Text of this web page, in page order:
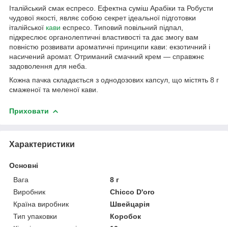
Італійський смак еспресо. Ефектна суміш Арабіки та Робусти
чудової якості, являє собою секрет ідеальної підготовки
італійської кави еспресо. Типовий повільний підпал,
підкреслює органолептичні властивості та дає змогу вам
повністю розвивати ароматичні принципи кави: екзотичний і
насичений аромат. Отриманий смачний крем — справжнє
задоволення для неба.
Кожна пачка складається з однодозових капсул, що містять 8 г
смаженої та меленої кави.
Приховати
Характеристики
Основні
Вага
8 г
Виробник
Chicco D'oro
Країна виробник
Швейцарія
Тип упаковки
Коробок